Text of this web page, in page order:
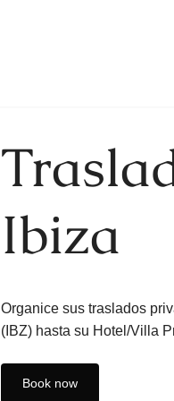
Ibiza
Organice sus traslados
(IBZ) hasta su Hotel/Villa
Book now